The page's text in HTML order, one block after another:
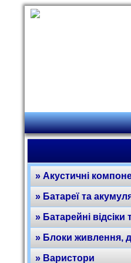
» Акустичні
» Батареї та
» Батарейні відсіки
» Блоки живлення,
» Варистори